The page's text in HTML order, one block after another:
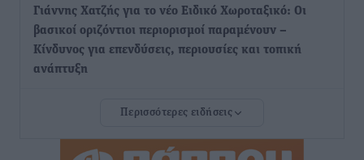
Γιάννης Χατζής για το νέο Ειδικό Χωροταξικό: Οι
βασικοί οριζόντιοι περιορισμοί παραμένουν –
Κίνδυνος για επενδύσεις, περιουσίες και τοπική
ανάπτυξη
δεν υπάρχουν περιθώρια εφησυχασμού
Περισσότερες ειδήσεις